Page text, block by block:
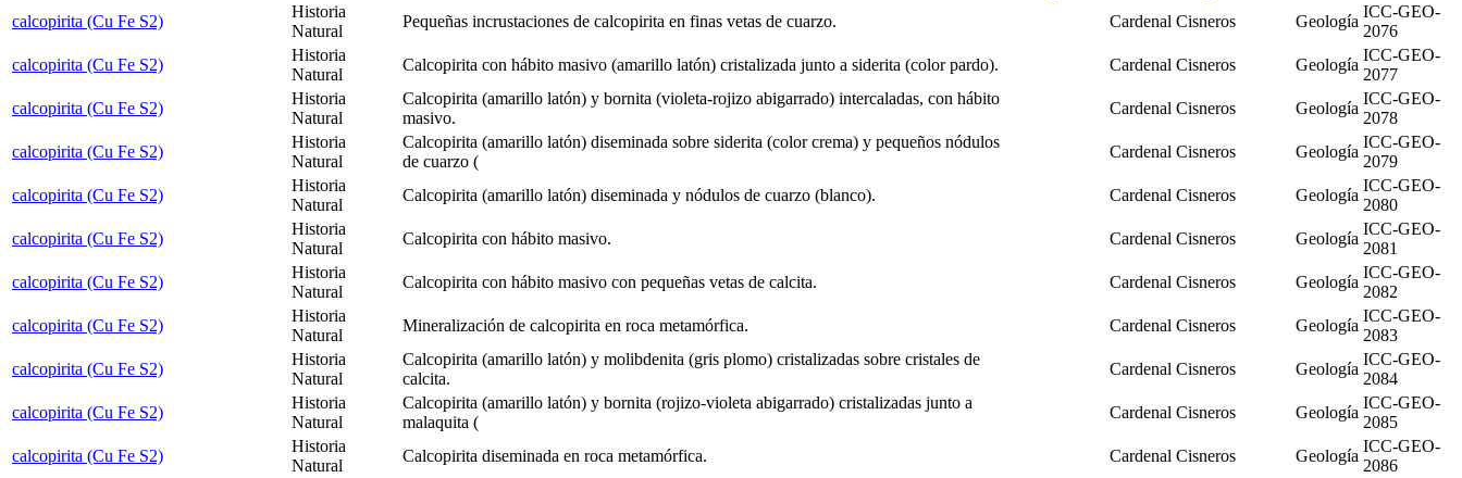
calcopirita (Cu Fe S2)
Historia
Natural
Pequeñas incrustaciones de calcopirita en finas vetas de cuarzo. Cardenal Cisneros Geología
ICC-GEO-
2076
calcopirita (Cu Fe S2)
Historia
Natural
Calcopirita con hábito masivo (amarillo latón) cristalizada junto a siderita (color pardo). Cardenal Cisneros Geología
ICC-GEO-
2077
calcopirita (Cu Fe S2)
Historia
Natural
Calcopirita (amarillo latón) y bornita (violeta-rojizo abigarrado) intercaladas, con hábito
masivo.
Cardenal Cisneros Geología
ICC-GEO-
2078
calcopirita (Cu Fe S2)
Historia
Natural
Calcopirita (amarillo latón) diseminada sobre siderita (color crema) y pequeños nódulos
de cuarzo (
Cardenal Cisneros Geología
ICC-GEO-
2079
calcopirita (Cu Fe S2)
Historia
Natural
Calcopirita (amarillo latón) diseminada y nódulos de cuarzo (blanco). Cardenal Cisneros Geología
ICC-GEO-
2080
calcopirita (Cu Fe S2)
Historia
Natural
Calcopirita con hábito masivo. Cardenal Cisneros Geología
ICC-GEO-
2081
calcopirita (Cu Fe S2)
Historia
Natural
Calcopirita con hábito masivo con pequeñas vetas de calcita. Cardenal Cisneros Geología
ICC-GEO-
2082
calcopirita (Cu Fe S2)
Historia
Natural
Mineralización de calcopirita en roca metamórfica. Cardenal Cisneros Geología
ICC-GEO-
2083
calcopirita (Cu Fe S2)
Historia
Natural
Calcopirita (amarillo latón) y molibdenita (gris plomo) cristalizadas sobre cristales de
calcita.
Cardenal Cisneros Geología
ICC-GEO-
2084
calcopirita (Cu Fe S2)
Historia
Natural
Calcopirita (amarillo latón) y bornita (rojizo-violeta abigarrado) cristalizadas junto a
malaquita (
Cardenal Cisneros Geología
ICC-GEO-
2085
calcopirita (Cu Fe S2)
Historia
Natural
Calcopirita diseminada en roca metamórfica. Cardenal Cisneros Geología
ICC-GEO-
2086